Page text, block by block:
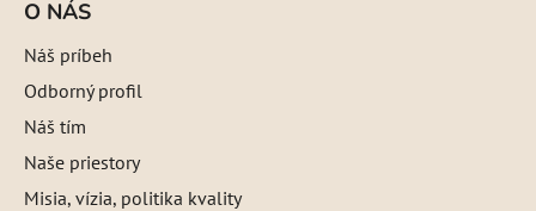
O NÁS
Náš príbeh
Odborný profil
Náš tím
Naše priestory
Misia, vízia, politika kvality